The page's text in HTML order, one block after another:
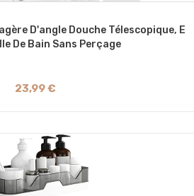
D'angle Douche Télescopique, E
De Bain Sans Perçage
23,99 €